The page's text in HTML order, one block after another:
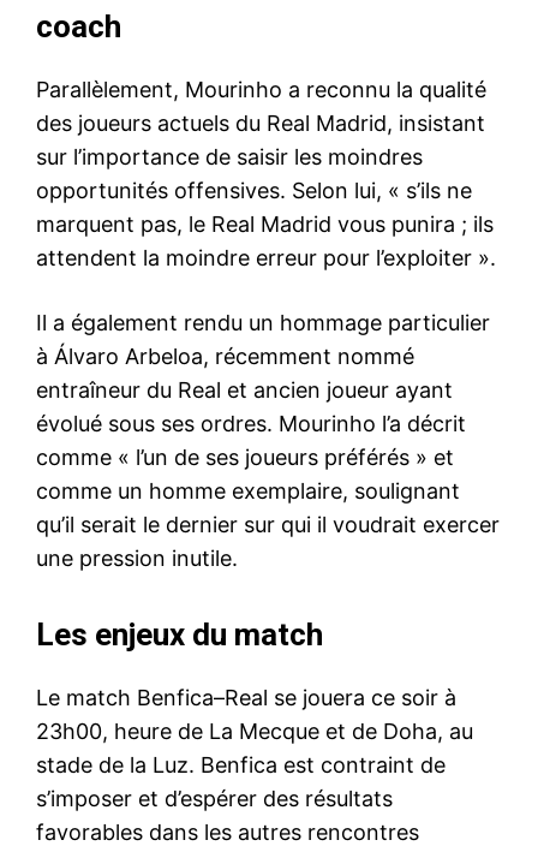
coach
Parallèlement, Mourinho a reconnu la qualité
des joueurs actuels du Real Madrid, insistant
sur l’importance de saisir les moindres
opportunités offensives. Selon lui, « s’ils ne
marquent pas, le Real Madrid vous punira ; ils
attendent la moindre erreur pour l’exploiter ».
Il a également rendu un hommage particulier
à Álvaro Arbeloa, récemment nommé
entraîneur du Real et ancien joueur ayant
évolué sous ses ordres. Mourinho l’a décrit
comme « l’un de ses joueurs préférés » et
comme un homme exemplaire, soulignant
qu’il serait le dernier sur qui il voudrait exercer
une pression inutile.
Les enjeux du match
Le match Benfica–Real se jouera ce soir à
23h00, heure de La Mecque et de Doha, au
stade de la Luz. Benfica est contraint de
s’imposer et d’espérer des résultats
favorables dans les autres rencontres